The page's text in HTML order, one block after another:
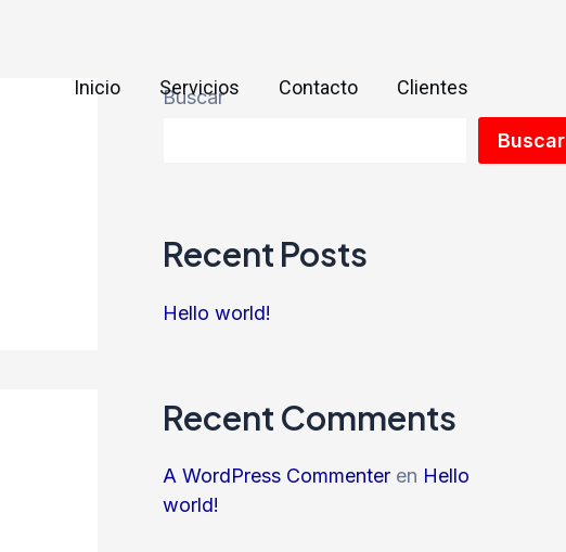
Inicio Servicios Contacto Clientes
Buscar
Buscar
Recent Posts
Hello world!
Recent Comments
A WordPress Commenter en Hello
world!